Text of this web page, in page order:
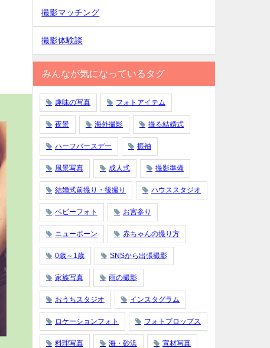
撮影マッチング
撮影体験談
みんなが気になっているタグ
趣味の写真 フォトアイテム
夜景 海外撮影 撮る結婚式
ハーフバースデー 振袖
風景写真 成人式 撮影準備
結婚式前撮り・後撮り ハウススタジオ
ベビーフォト お宮参り
ニューボーン 赤ちゃんの撮り方
0歳～1歳 SNSから出張撮影
家族写真 雨の撮影
おうちスタジオ インスタグラム
ロケーションフォト フォトプロップス
料理写真 海・砂浜 宣材写真